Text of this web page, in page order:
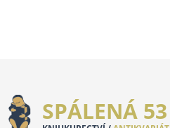
SPÁLENÁ 53